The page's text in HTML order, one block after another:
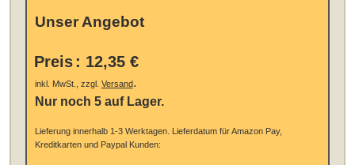
Unser Angebot
Preis : 12,35 €
inkl. MwSt., zzgl. Versand.
Nur noch 5 auf Lager.
Lieferung innerhalb 1-3 Werktagen.
Lieferdatum für Amazon Pay,
Kreditkarten und Paypal Kunden: